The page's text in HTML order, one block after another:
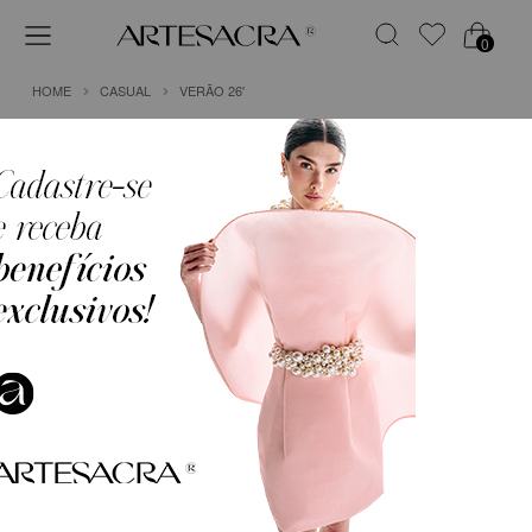
0
HOME CASUAL VERÃO 26'